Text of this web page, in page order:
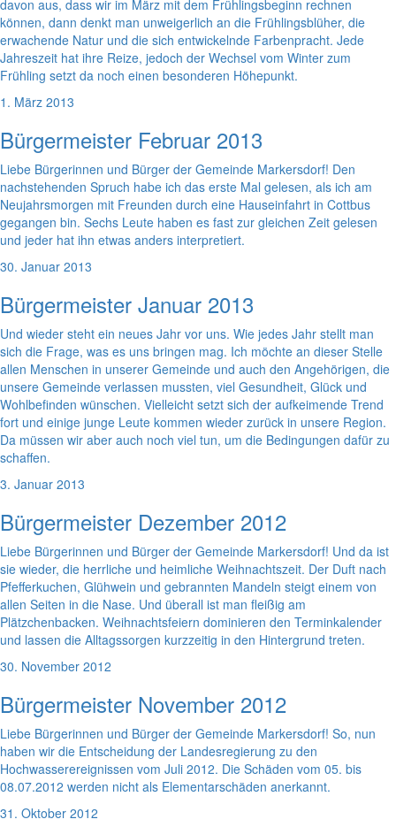
davon aus, dass wir im März mit dem Frühlingsbeginn rechnen
können, dann denkt man unweigerlich an die Frühlingsblüher, die
erwachende Natur und die sich entwickelnde Farbenpracht. Jede
Jahreszeit hat ihre Reize, jedoch der Wechsel vom Winter zum
Frühling setzt da noch einen besonderen Höhepunkt.
1. März 2013
Bürgermeister Februar 2013
Liebe Bürgerinnen und Bürger der Gemeinde Markersdorf! Den
nachstehenden Spruch habe ich das erste Mal gelesen, als ich am
Neujahrsmorgen mit Freunden durch eine Hauseinfahrt in Cottbus
gegangen bin. Sechs Leute haben es fast zur gleichen Zeit gelesen
und jeder hat ihn etwas anders interpretiert.
30. Januar 2013
Bürgermeister Januar 2013
Und wieder steht ein neues Jahr vor uns. Wie jedes Jahr stellt man
sich die Frage, was es uns bringen mag. Ich möchte an dieser Stelle
allen Menschen in unserer Gemeinde und auch den Angehörigen, die
unsere Gemeinde verlassen mussten, viel Gesundheit, Glück und
Wohlbefinden wünschen. Vielleicht setzt sich der aufkeimende Trend
fort und einige junge Leute kommen wieder zurück in unsere Region.
Da müssen wir aber auch noch viel tun, um die Bedingungen dafür zu
schaffen.
3. Januar 2013
Bürgermeister Dezember 2012
Liebe Bürgerinnen und Bürger der Gemeinde Markersdorf! Und da ist
sie wieder, die herrliche und heimliche Weihnachtszeit. Der Duft nach
Pfefferkuchen, Glühwein und gebrannten Mandeln steigt einem von
allen Seiten in die Nase. Und überall ist man fleißig am
Plätzchenbacken. Weihnachtsfeiern dominieren den Terminkalender
und lassen die Alltagssorgen kurzzeitig in den Hintergrund treten.
30. November 2012
Bürgermeister November 2012
Liebe Bürgerinnen und Bürger der Gemeinde Markersdorf! So, nun
haben wir die Entscheidung der Landesregierung zu den
Hochwasserereignissen vom Juli 2012. Die Schäden vom 05. bis
08.07.2012 werden nicht als Elementarschäden anerkannt.
31. Oktober 2012